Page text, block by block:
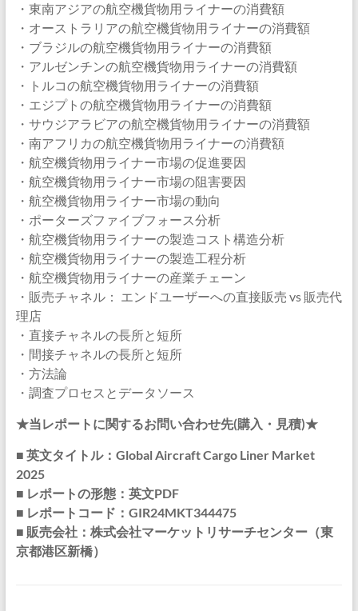
・東南アジアの航空機貨物用ライナーの消費額
・オーストラリアの航空機貨物用ライナーの消費額
・ブラジルの航空機貨物用ライナーの消費額
・アルゼンチンの航空機貨物用ライナーの消費額
・トルコの航空機貨物用ライナーの消費額
・エジプトの航空機貨物用ライナーの消費額
・サウジアラビアの航空機貨物用ライナーの消費額
・南アフリカの航空機貨物用ライナーの消費額
・航空機貨物用ライナー市場の促進要因
・航空機貨物用ライナー市場の阻害要因
・航空機貨物用ライナー市場の動向
・ポーターズファイブフォース分析
・航空機貨物用ライナーの製造コスト構造分析
・航空機貨物用ライナーの製造工程分析
・航空機貨物用ライナーの産業チェーン
・販売チャネル： エンドユーザーへの直接販売 vs 販売代
理店
・直接チャネルの長所と短所
・間接チャネルの長所と短所
・方法論
・調査プロセスとデータソース
★当レポートに関するお問い合わせ先(購入・見積)★
■ 英文タイトル：Global Aircraft Cargo Liner Market
2025
■ レポートの形態：英文PDF
■ レポートコード：GIR24MKT344475
■ 販売会社：株式会社マーケットリサーチセンター（東
京都港区新橋）